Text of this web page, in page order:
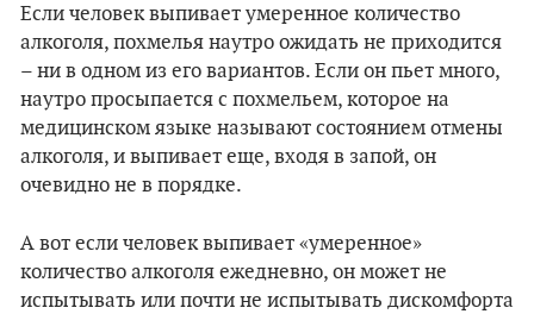
Если человек выпивает умеренное количество
алкоголя, похмелья наутро ожидать не приходится
– ни в одном из его вариантов. Если он пьет много,
наутро просыпается с похмельем, которое на
медицинском языке называют состоянием отмены
алкоголя, и выпивает еще, входя в запой, он
очевидно не в порядке.
А вот если человек выпивает «умеренное»
количество алкоголя ежедневно, он может не
испытывать или почти не испытывать дискомфорта